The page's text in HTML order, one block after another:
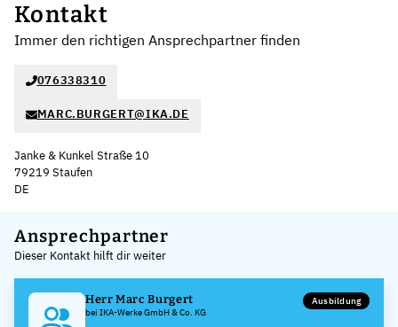
Kontakt
Immer den richtigen Ansprechpartner finden
076338310
MARC.BURGERT@IKA.DE
Janke & Kunkel Straße 10
79219 Staufen
DE
+
−
Ansprechpartner
Dieser Kontakt hilft dir weiter
Herr Marc Burgert
bei IKA-Werke GmbH & Co. KG
Ausbildung